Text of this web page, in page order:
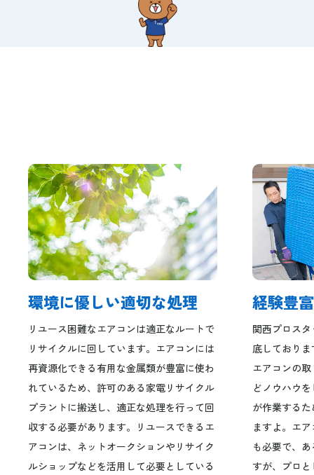
環境に優しい適切な処理
リユース困難なエアコンは適正なルートで
リサイクルに回しています。エアコンには
再資源化できる有用な金属類が豊富に使わ
れているため、許可のある家電リサイクル
プラントに搬送し、適正な処理を行って回
収する必要があります。リユースできるエ
アコンは、ネットオークションやリサイク
ルショップなどを活用して必要としている
経験豊
関西プロス
底しており
エアコンの
どノウハウ
が作業する
ますよ。エ
も必要で、
すが、プロ